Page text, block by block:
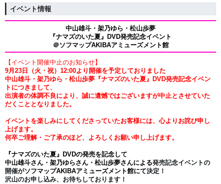
イベント情報
中山雄斗・架乃ゆら・松山歩夢
『ナマズのいた夏』DVD発売記念イベント
＠ソフマップAKIBAアミューズメント館
【イベント開催中止のお知らせ】
9月23日（火・祝）12:00より開催を予定しておりました
中山雄斗・架乃ゆら・松山歩夢『ナマズのいた夏』DVD発売記念イベン
トにつきまして、
出演者の体調不良により、誠に遺憾ではございますが中止とさせていた
だくこととなりました。
イベントを楽しみにしてくださっていたお客様には、心よりお詫び申し
上げます。
何卒ご理解・ご了承のほど、よろしくお願い申し上げます。
『ナマズのいた夏』DVDの発売を記念して
中山雄斗さん・架乃ゆらさん・松山歩夢さんによる発売記念イベントの
開催がソフマップAKIBAアミューズメント館にて決定！
沢山のお申し込み、お待ちしております！